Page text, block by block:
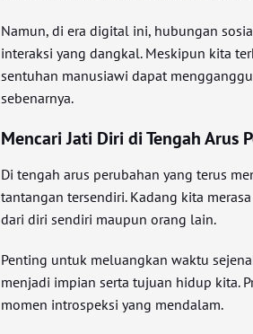
Namun, di era digital ini, hubungan
interaksi yang dangkal. Meskipun kita
sentuhan manusiawi dapat
sebenarnya.
Mencari Jati Diri di Tengah Arus
Di tengah arus perubahan yang terus
tantangan tersendiri. Kadang kita
dari diri sendiri maupun orang lain.
Penting untuk meluangkan waktu
menjadi impian serta tujuan hidup kita.
momen introspeksi yang mendalam.